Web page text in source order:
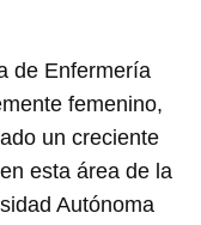
de Enfermería
femenino,
un creciente
esta área de la
Autónoma